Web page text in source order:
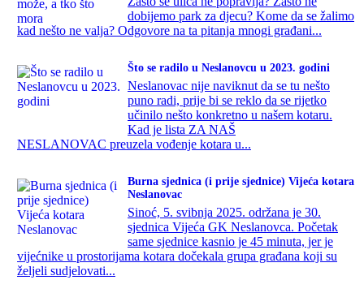
dobijemo park za djecu? Kome da se žalimo
kad nešto ne valja? Odgovore na ta pitanja mnogi građani...
Što se radilo u Neslanovcu u 2023. godini
Neslanovac nije naviknut da se tu nešto
puno radi, prije bi se reklo da se rijetko
učinilo nešto konkretno u našem kotaru.
Kad je lista ZA NAŠ
NESLANOVAC preuzela vođenje kotara u...
Burna sjednica (i prije sjednice) Vijeća kotara
Neslanovac
Sinoć, 5. svibnja 2025. održana je 30.
sjednica Vijeća GK Neslanovca. Početak
same sjednice kasnio je 45 minuta, jer je
vijećnike u prostorijama kotara dočekala grupa građana koji su
željeli sudjelovati...